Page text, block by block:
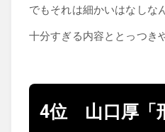
でもそれは細かいはなしな
十分すぎる内容ととっつき
4位 山口厚「